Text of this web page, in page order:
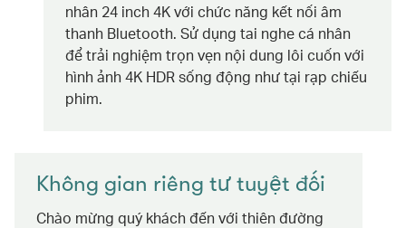
nhân 24 inch 4K với chức năng kết nối âm
thanh Bluetooth. Sử dụng tai nghe cá nhân
để trải nghiệm trọn vẹn nội dung lôi cuốn với
hình ảnh 4K HDR sống động như tại rạp chiếu
phim.
Không gian riêng tư tuyệt đối
Chào mừng quý khách đến với thiên đường